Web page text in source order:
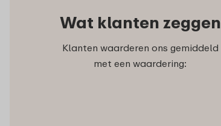
Wat klanten zeggen
Klanten waarderen ons gemiddeld
met een waardering: